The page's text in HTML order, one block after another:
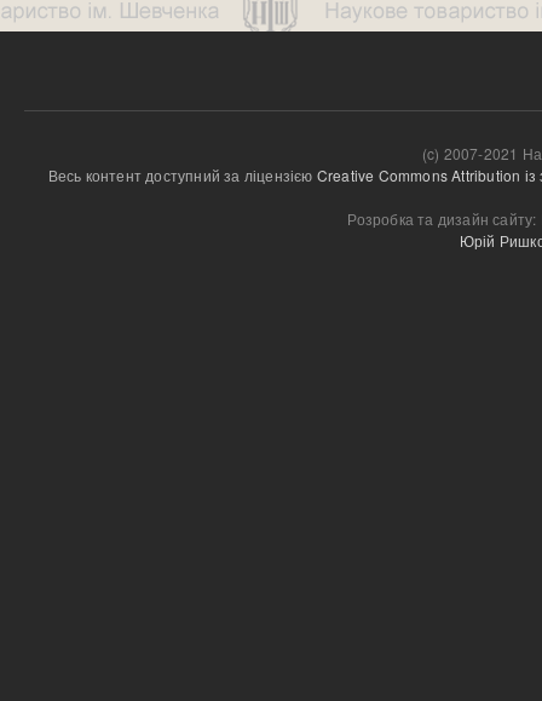
(c) 2007-2021
Весь контент доступний за ліцензією Creative Commons Attribution
Розробка та дизайн сайту:
Юрій